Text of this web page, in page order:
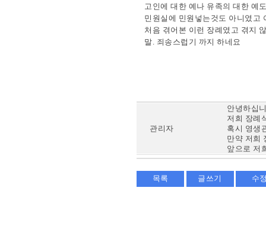
고인에 대한 예나 유족의 대한 예
민원실에 민원넣는것도 아니였고
처음 겪어본 이런 장례였고 겪지
말. 죄송스럽기 까지 하네요
관리자
안녕하십
저희 장례
혹시 영생
만약 저희
앞으로 저
목록 글쓰기 수